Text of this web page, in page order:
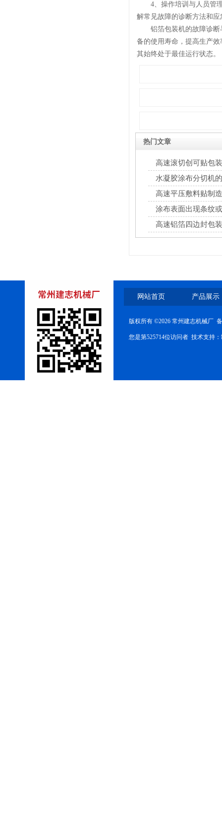
4、操作培训与人员管理
解常见故障的诊断方法和
铝箔包装机的故障诊断与
备的使用寿命，提高生产
其始终处于最佳运行状态。
热门文章
高速滚切创可贴包
水凝胶涂布分切机
高速平压敷料贴制
涂布表面出现条纹
解决对策
高速铝箔四边封包
网站首页 产品展示
版权所有 ©2026 常州建志机械厂
您是第525714位访问者 技术支持：